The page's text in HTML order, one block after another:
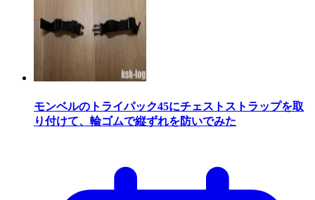
モンベルのトライパック45にチェストストラップを取
り付けて、輪ゴムで縦ずれを防いでみた